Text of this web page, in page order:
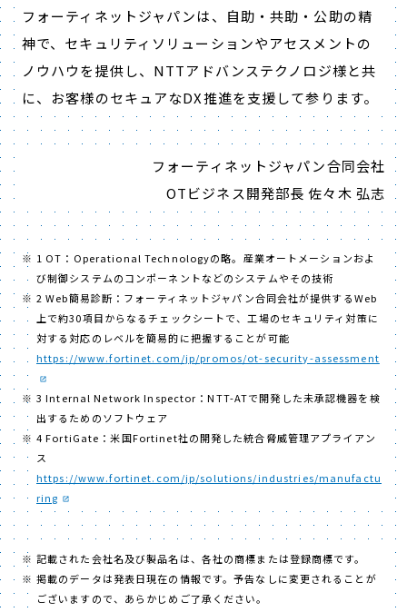
フォーティネットジャパンは、自助・共助・公助の精
神で、セキュリティソリューションやアセスメントの
ノウハウを提供し、NTTアドバンステクノロジ様と共
に、お客様のセキュアなDX推進を支援して参ります。
フォーティネットジャパン合同会社
OTビジネス開発部長 佐々木 弘志
1 OT：Operational Technologyの略。産業オートメーションおよ
び制御システムのコンポーネントなどのシステムやその技術
2 Web簡易診断：フォーティネットジャパン合同会社が提供するWeb
上で約30項目からなるチェックシートで、工場のセキュリティ対策に
対する対応のレベルを簡易的に把握することが可能
https://www.fortinet.com/jp/promos/ot-security-assessment
3 Internal Network Inspector：NTT-ATで開発した未承認機器を検
出するためのソフトウェア
4 FortiGate：米国Fortinet社の開発した統合脅威管理アプライアン
ス
https://www.fortinet.com/jp/solutions/industries/manufactu
ring
記載された会社名及び製品名は、各社の商標または登録商標です。
掲載のデータは発表日現在の情報です。予告なしに変更されることが
ございますので、あらかじめご了承ください。